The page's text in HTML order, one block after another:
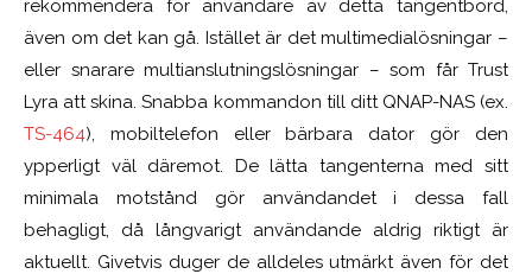
rekommendera för användare av detta tangentbord,
även om det kan gå. Istället är det multimedialösningar –
eller snarare multianslutningslösningar – som får Trust
Lyra att skina. Snabba kommandon till ditt QNAP-NAS (ex.
TS-464), mobiltelefon eller bärbara dator gör den
ypperligt väl däremot. De lätta tangenterna med sitt
minimala motstånd gör användandet i dessa fall
behagligt, då långvarigt användande aldrig riktigt är
aktuellt. Givetvis duger de alldeles utmärkt även för det